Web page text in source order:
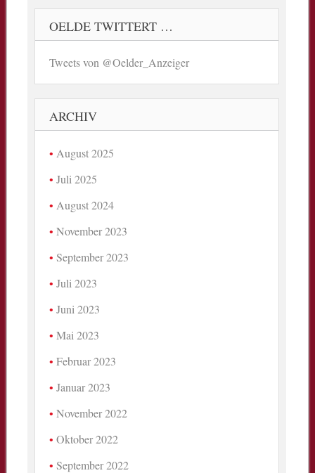
OELDE TWITTERT …
Tweets von @Oelder_Anzeiger
ARCHIV
August 2025
Juli 2025
August 2024
November 2023
September 2023
Juli 2023
Juni 2023
Mai 2023
Februar 2023
Januar 2023
November 2022
Oktober 2022
September 2022